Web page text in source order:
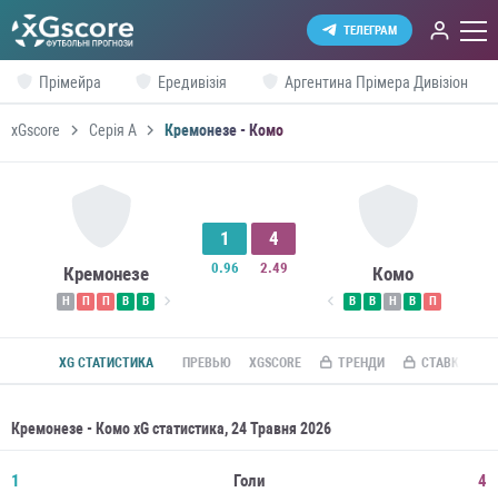
ТЕЛЕГРАМ
Прімейра Ередивізія Аргентина Прімера Дивізіон
xGscore Серія А Кремонезе - Комо
Кремонезе
Н П П В В
1
0.96
4
2.49 Комо
В В Н В П
XG СТАТИСТИКА ПРЕВЬЮ XGSCORE ТРЕНДИ СТАВКИ ПО
Кремонезе - Комо xG статистика, 24 Травня 2026
1 Голи 4